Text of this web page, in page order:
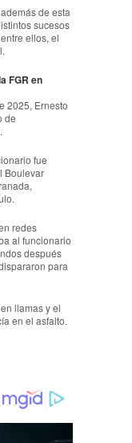
de esta
sucesos
ellos, el
FGR en
2025, Ernesto
de
fue
Boulevar
redes
al funcionario
después
para
llamas y el
en el asfalto.